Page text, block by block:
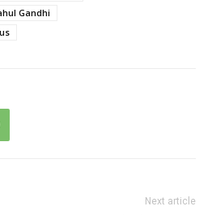
Gandhi
Next article